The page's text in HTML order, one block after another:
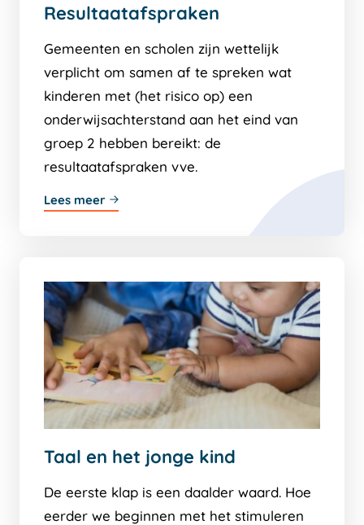
Resultaatafspraken
Gemeenten en scholen zijn wettelijk
verplicht om samen af te spreken wat
kinderen met (het risico op) een
onderwijsachterstand aan het eind van
groep 2 hebben bereikt: de
resultaatafspraken vve.
Lees meer
Taal en het jonge kind
De eerste klap is een daalder waard. Hoe
eerder we beginnen met het stimuleren